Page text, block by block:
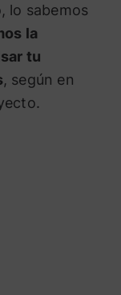
lo sabemos
la
tu
, según en